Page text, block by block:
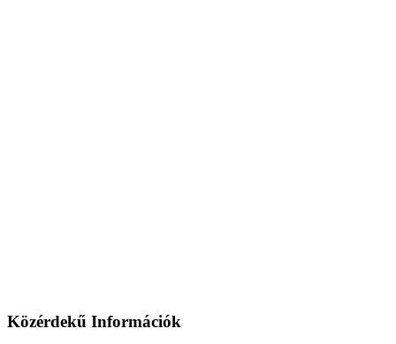
Közérdekű Információk